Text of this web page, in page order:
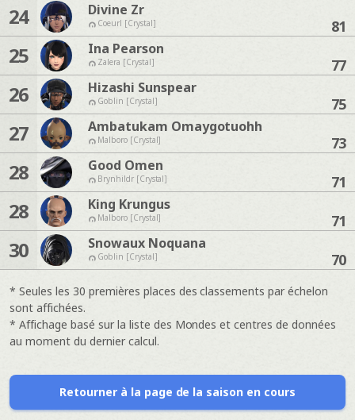
24 Divine Zr
Coeurl [Crystal] 81
25 Ina Pearson
Zalera [Crystal] 77
26 Hizashi Sunspear
Goblin [Crystal] 75
27 Ambatukam Omaygotuohh
Malboro [Crystal] 73
28 Good Omen
Brynhildr [Crystal] 71
28 King Krungus
Malboro [Crystal] 71
30 Snowaux Noquana
Goblin [Crystal] 70
* Seules les 30 premières places des classements par échelon
sont affichées.
* Affichage basé sur la liste des Mondes et centres de données
au moment du dernier calcul.
Retourner à la page de la saison en cours